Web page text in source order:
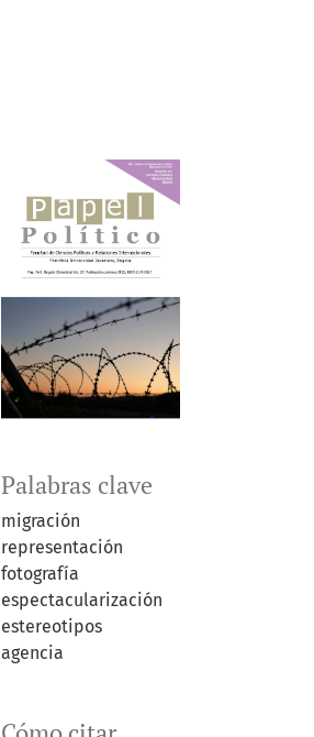
Palabras clave
migración
representación
fotografía
espectacularización
estereotipos
agencia